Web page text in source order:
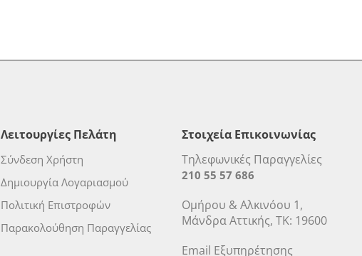
Λειτουργίες Πελάτη
Σύνδεση Χρήστη
Δημιουργία Λογαριασμού
Πολιτική Επιστροφών
Παρακολούθηση Παραγγελίας
Στοιχεία Επικοινωνίας
Τηλεφωνικές Παραγγελίες
210 55 57 686
Ομήρου & Αλκινόου 1,
Μάνδρα Αττικής, ΤΚ: 19600
Email Εξυπηρέτησης